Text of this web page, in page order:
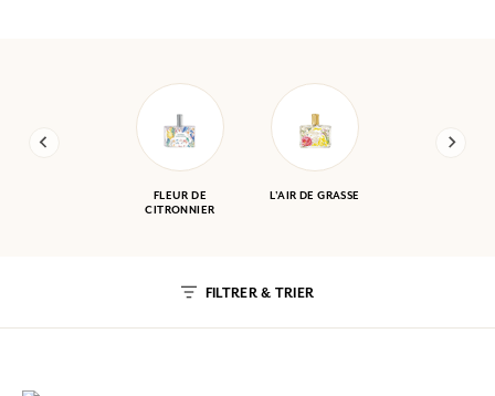
FLEUR DE
CITRONNIER
L'AIR DE GRASSE
FILTRER & TRIER